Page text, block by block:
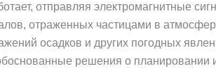
отправляя электромагнитные
отраженных частицами в
осадков и других погодных
решения о планировании